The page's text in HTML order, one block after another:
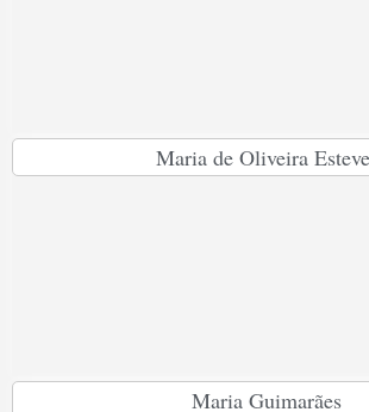
Maria de Oliveira
Maria Guimarães